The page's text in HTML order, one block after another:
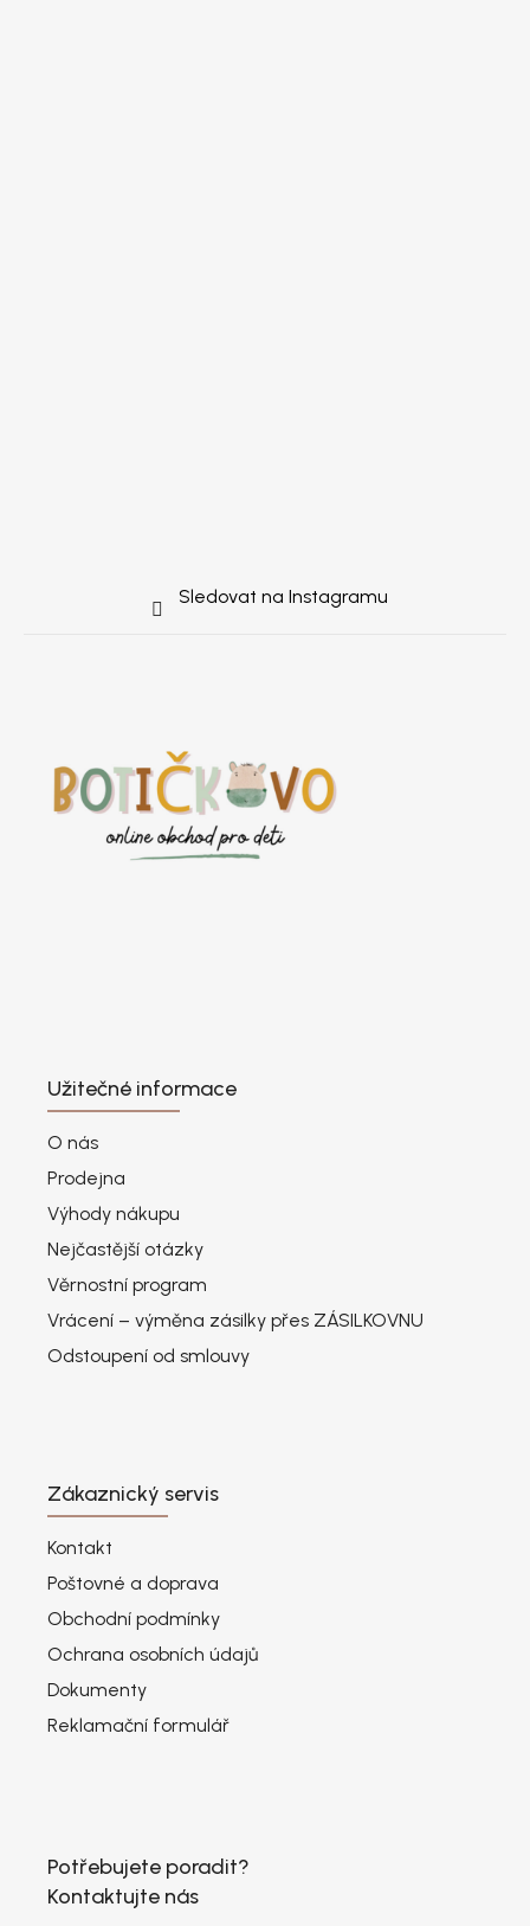
Sledovat na Instagramu
Užitečné informace
O nás
Prodejna
Výhody nákupu
Nejčastější otázky
Věrnostní program
Vrácení – výměna zásilky přes ZÁSILKOVNU
Odstoupení od smlouvy
Zákaznický servis
Kontakt
Poštovné a doprava
Obchodní podmínky
Ochrana osobních údajů
Dokumenty
Reklamační formulář
Potřebujete poradit?
Kontaktujte nás